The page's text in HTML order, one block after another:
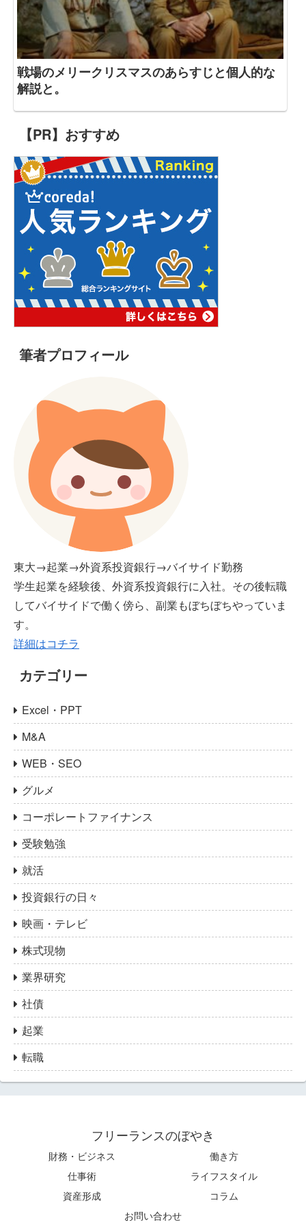
戦場のメリークリスマスのあらすじと個人的な
解説と。
【PR】おすすめ
筆者プロフィール
東大→起業→外資系投資銀行→バイサイド勤務
学生起業を経験後、外資系投資銀行に入社。その後転職
してバイサイドで働く傍ら、副業もぼちぼちやっていま
す。
詳細はコチラ
カテゴリー
Excel・PPT
M&A
WEB・SEO
グルメ
コーポレートファイナンス
受験勉強
就活
投資銀行の日々
映画・テレビ
株式現物
業界研究
社債
起業
転職
フリーランスのぼやき
財務・ビジネス
働き方
仕事術
ライフスタイル
資産形成
コラム
お問い合わせ